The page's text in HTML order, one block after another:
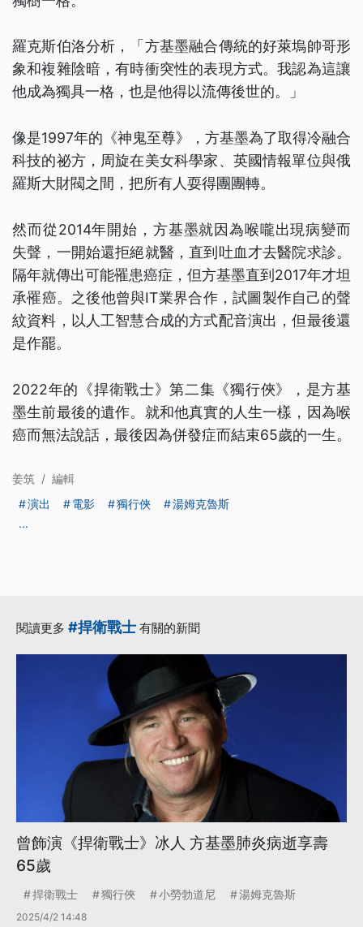
羅克斯伯洛分析，「方基墨融合傳統的好萊塢帥哥形
象和複雜陰暗，有時衝突性的表現方式。我認為這讓
他成為獨具一格，也是他得以流傳後世的。」
像是1997年的《神鬼至尊》，方基墨為了取得冷融合
科技的祕方，周旋在美女科學家、英國情報單位與俄
羅斯大財閥之間，把所有人耍得團團轉。
然而從2014年開始，方基墨就因為喉嚨出現病變而
失聲，一開始還拒絕就醫，直到吐血才去醫院求診。
隔年就傳出可能罹患癌症，但方基墨直到2017年才坦
承罹癌。之後他曾與IT業界合作，試圖製作自己的聲
紋資料，以人工智慧合成的方式配音演出，但最後還
是作罷。
2022年的《捍衛戰士》第二集《獨行俠》，是方基
墨生前最後的遺作。就和他真實的人生一樣，因為喉
癌而無法說話，最後因為併發症而結束65歲的一生。
姜筑 / 編輯
演出
電影 獨行俠
湯姆克魯斯
...
閱讀更多 #捍衛戰士 有關的新聞
曾飾演《捍衛戰士》冰人 方基墨肺炎病逝享壽
65歲
捍衛戰士 獨行俠 小勞勃道尼 湯姆克魯斯
2025/4/2 14:48